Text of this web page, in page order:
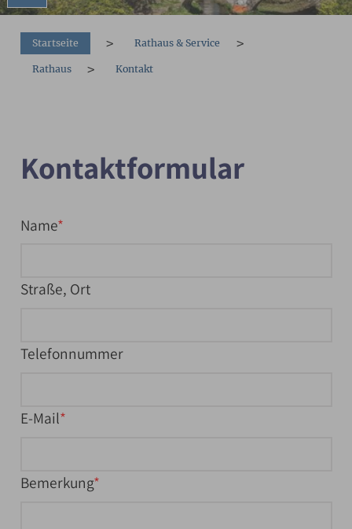
Startseite Rathaus & Service
Rathaus Kontakt
Kontaktformular
Name
Straße, Ort
Telefonnummer
E-Mail
Bemerkung